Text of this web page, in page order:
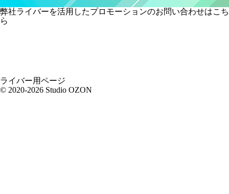
弊社ライバーを活用したプロモーションのお問い合わせはこち
ら
ライバー用ページ
© 2020-2026 Studio OZON